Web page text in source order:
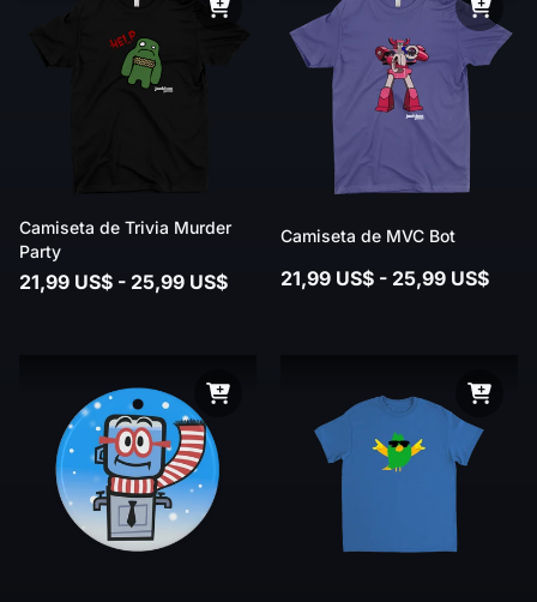
Camiseta de Trivia Murder
Party
21,99 US$ - 25,99 US$
Camiseta de MVC Bot
21,99 US$ - 25,99 US$